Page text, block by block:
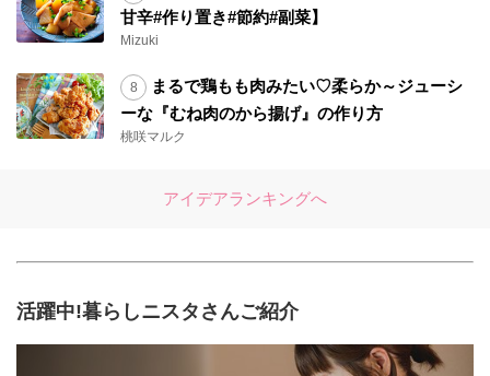
甘辛#作り置き#節約#副菜】
Mizuki
まるで鶏もも肉みたい♡柔らか～ジューシ
ーな『むね肉のから揚げ』の作り方
桃咲マルク
アイデアランキングへ
活躍中!暮らしニスタさんご紹介